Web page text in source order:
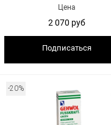
Цена
2 070 руб
Подписаться
-20%